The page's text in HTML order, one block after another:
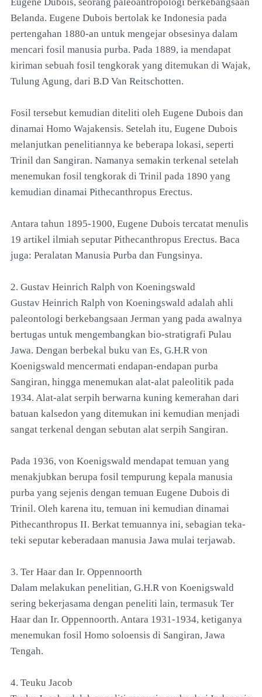
Belanda. Eugene Dubois bertolak ke Indonesia pada
pertengahan 1880-an untuk mengejar obsesinya dalam
mencari fosil manusia purba. Pada 1889, ia mendapat
kiriman sebuah fosil tengkorak yang ditemukan di Wajak,
Tulung Agung, dari B.D Van Reitschotten.
Fosil tersebut kemudian diteliti oleh Eugene Dubois dan
dinamai Homo Wajakensis. Setelah itu, Eugene Dubois
melanjutkan penelitiannya ke beberapa lokasi, seperti
Trinil dan Sangiran. Namanya semakin terkenal setelah
menemukan fosil tengkorak di Trinil pada 1890 yang
kemudian dinamai Pithecanthropus Erectus.
Antara tahun 1895-1900, Eugene Dubois tercatat menulis
19 artikel ilmiah seputar Pithecanthropus Erectus. Baca
juga: Peralatan Manusia Purba dan Fungsinya.
2. Gustav Heinrich Ralph von Koeningswald
Gustav Heinrich Ralph von Koeningswald adalah ahli
paleontologi berkebangsaan Jerman yang pada awalnya
bertugas untuk mengembangkan bio-stratigrafi Pulau
Jawa. Dengan berbekal buku van Es, G.H.R von
Koenigswald mencermati endapan-endapan purba
Sangiran, hingga menemukan alat-alat paleolitik pada
1934. Alat-alat serpih berwarna kuning kemerahan dari
batuan kalsedon yang ditemukan ini kemudian menjadi
sangat terkenal dengan sebutan alat serpih Sangiran.
Pada 1936, von Koenigswald mendapat temuan yang
menakjubkan berupa fosil tempurung kepala manusia
purba yang sejenis dengan temuan Eugene Dubois di
Trinil. Oleh karena itu, temuan ini kemudian dinamai
Pithecanthropus II. Berkat temuannya ini, sebagian teka-
teki seputar keberadaan manusia Jawa mulai terjawab.
3. Ter Haar dan Ir. Oppennoorth
Dalam melakukan penelitian, G.H.R von Koenigswald
sering bekerjasama dengan peneliti lain, termasuk Ter
Haar dan Ir. Oppennoorth. Antara 1931-1934, ketiganya
menemukan fosil Homo soloensis di Sangiran, Jawa
Tengah.
4. Teuku Jacob